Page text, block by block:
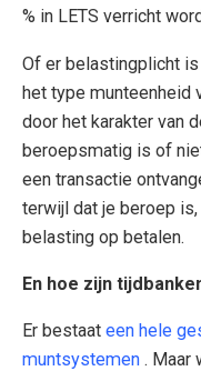
% in LETS verricht
Of er belastingplicht
het type munteenheid
door het karakter van
beroepsmatig is of
een transactie
terwijl dat je beroep
belasting op betalen.
En hoe zijn
Er bestaat een hele
muntsystemen . Maar